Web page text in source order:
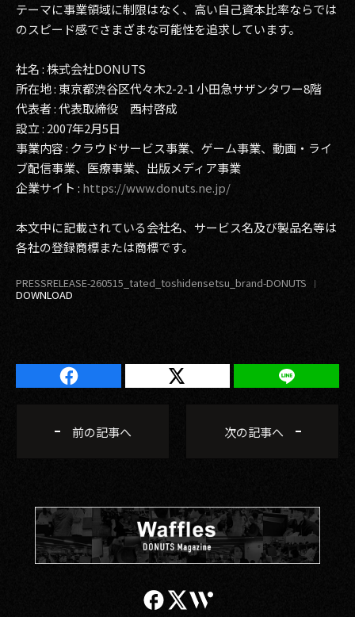
テーマに事業領域に制限はなく、高い自己資本比率ならでは
のスピード感でさまざまな可能性を追求しています。
社名 : 株式会社DONUTS
所在地 : 東京都渋谷区代々木2-2-1 小田急サザンタワー8階
代表者 : 代表取締役 西村啓成
設立 : 2007年2月5日
事業内容 : クラウドサービス事業、ゲーム事業、動画・ライ
ブ配信事業、医療事業、出版メディア事業
企業サイト : https://www.donuts.ne.jp/
本文中に記載されている会社名、サービス名及び製品名等は
各社の登録商標または商標です。
PRESSRELEASE-260515_tated_toshidensetsu_brand-DONUTS
前の記事へ 次の記事へ